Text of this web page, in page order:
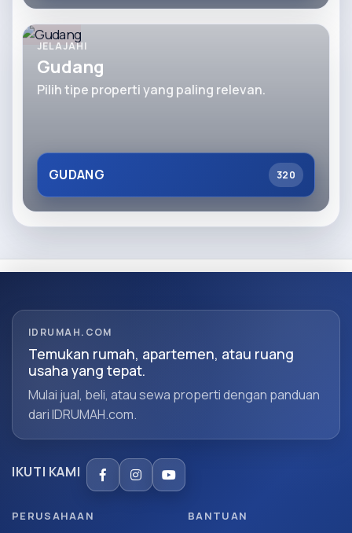
JELAJAHI
Gudang
Pilih tipe properti yang paling relevan.
GUDANG 320
IDRUMAH.COM
Temukan rumah, apartemen, atau ruang
usaha yang tepat.
Mulai jual, beli, atau sewa properti dengan panduan
dari IDRUMAH.com.
IKUTI KAMI
PERUSAHAAN BANTUAN